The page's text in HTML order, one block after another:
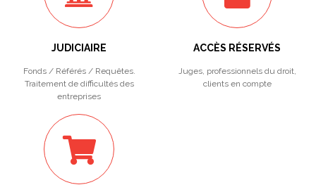
JUDICIAIRE
Fonds / Référés / Requêtes.
Traitement de difficultés des
entreprises
ACCÈS RÉSERVÉS
Juges, professionnels du droit,
clients en compte